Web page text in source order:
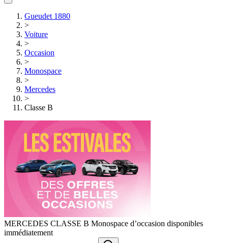
Gueudet 1880
>
Voiture
>
Occasion
>
Monospace
>
Mercedes
>
Classe B
MERCEDES CLASSE B Monospace d’occasion disponibles
immédiatement